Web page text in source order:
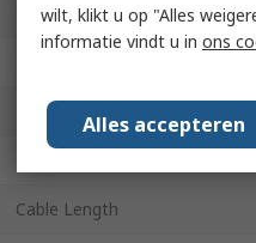
Characteristic Impedance
Minimum Operating
Cable Length
wilt, klikt u op "Alles
informatie vindt u in ons
Alles accepteren